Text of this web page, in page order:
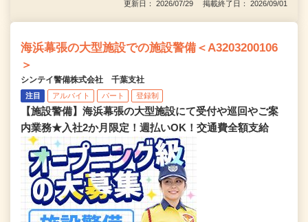
更新日： 2026/07/29 掲載終了日： 2026/09/01
海浜幕張の大型施設での施設警備＜A3203200106
＞
シンテイ警備株式会社 千葉支社
注目 アルバイト パート 登録制
【施設警備】海浜幕張の大型施設にて受付や巡回やご案
内業務★入社2か月限定！週払いOK！交通費全額支給